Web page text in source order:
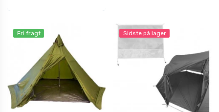
Fri fragt Sidste på lager